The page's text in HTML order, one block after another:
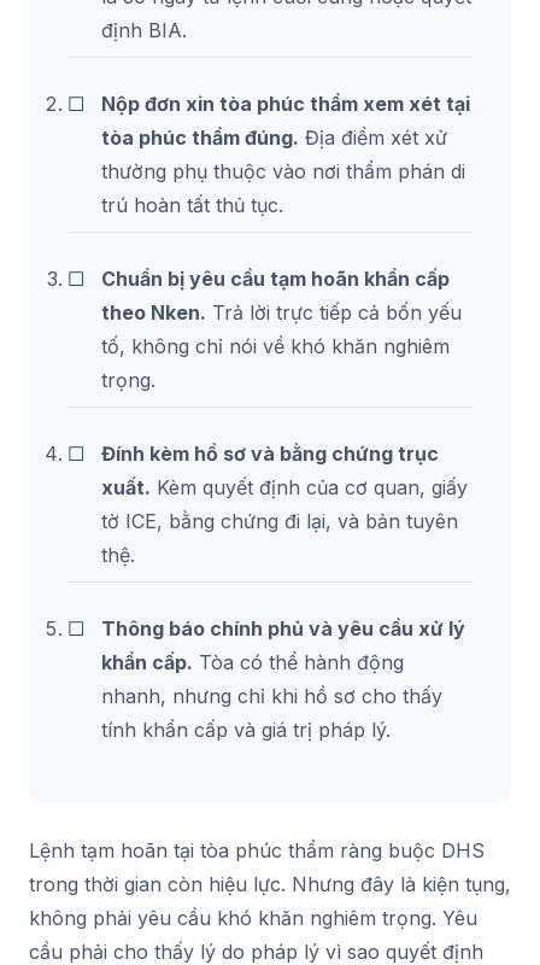
định BIA.
Nộp đơn xin tòa phúc thẩm xem xét tại
tòa phúc thẩm đúng. Địa điểm xét xử
thường phụ thuộc vào nơi thẩm phán di
trú hoàn tất thủ tục.
Chuẩn bị yêu cầu tạm hoãn khẩn cấp
theo Nken. Trả lời trực tiếp cả bốn yếu
tố, không chỉ nói về khó khăn nghiêm
trọng.
Đính kèm hồ sơ và bằng chứng trục
xuất. Kèm quyết định của cơ quan, giấy
tờ ICE, bằng chứng đi lại, và bản tuyên
thệ.
Thông báo chính phủ và yêu cầu xử lý
khẩn cấp. Tòa có thể hành động
nhanh, nhưng chỉ khi hồ sơ cho thấy
tính khẩn cấp và giá trị pháp lý.
Lệnh tạm hoãn tại tòa phúc thẩm ràng buộc DHS
trong thời gian còn hiệu lực. Nhưng đây là kiện tụng,
không phải yêu cầu khó khăn nghiêm trọng. Yêu
cầu phải cho thấy lý do pháp lý vì sao quyết định